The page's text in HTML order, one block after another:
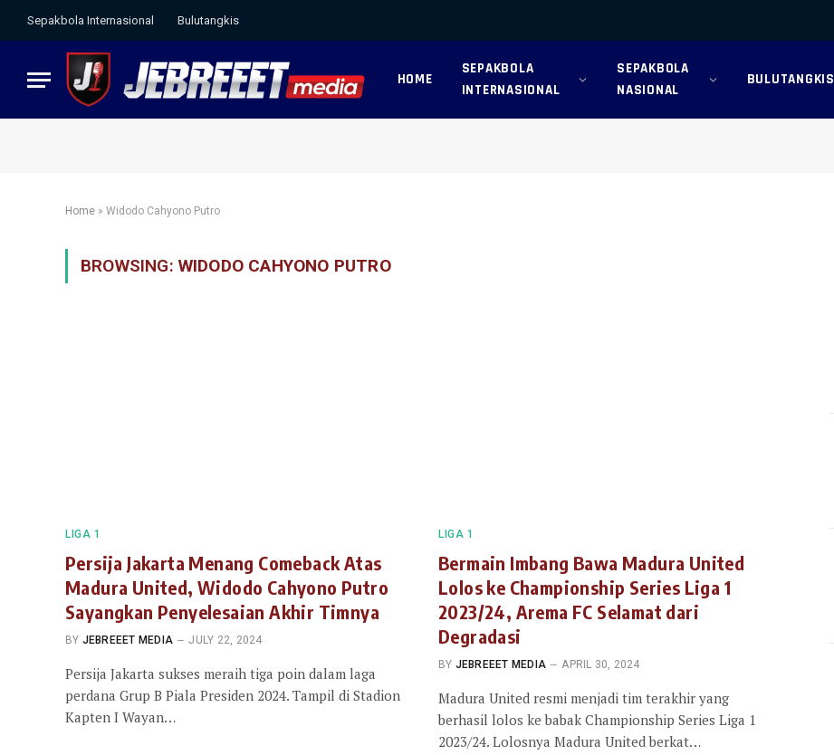
Sepakbola Internasional Bulutangkis
HOME
SEPAKBOLA
INTERNASIONAL
SEPAKBOLA
NASIONAL
BULUTANGKIS
Home » Widodo Cahyono Putro
BROWSING: WIDODO CAHYONO PUTRO
LIGA 1
Persija Jakarta Menang Comeback Atas
Madura United, Widodo Cahyono Putro
Sayangkan Penyelesaian Akhir Timnya
BY JEBREEET MEDIA JULY 22, 2024
Persija Jakarta sukses meraih tiga poin dalam laga
perdana Grup B Piala Presiden 2024. Tampil di Stadion
Kapten I Wayan…
LIGA 1
Bermain Imbang Bawa Madura United
Lolos ke Championship Series Liga 1
2023/24, Arema FC Selamat dari
Degradasi
BY JEBREEET MEDIA APRIL 30, 2024
Madura United resmi menjadi tim terakhir yang
berhasil lolos ke babak Championship Series Liga 1
2023/24. Lolosnya Madura United berkat…